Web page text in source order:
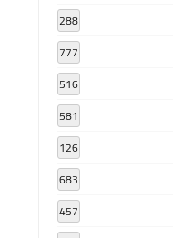
288
777
516
581
126
683
457